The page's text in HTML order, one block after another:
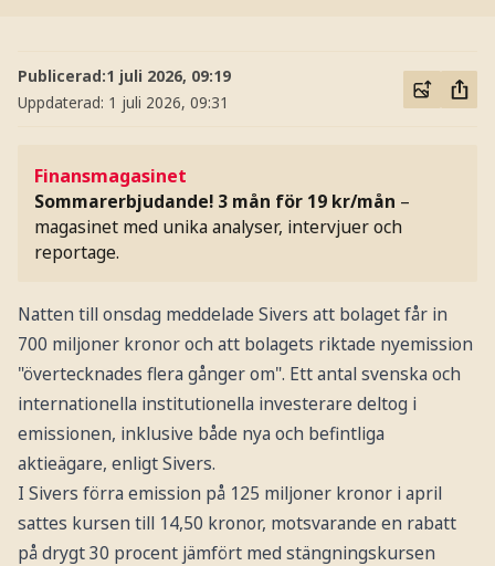
Publicerad:1 juli 2026, 09:19
Uppdaterad: 1 juli 2026, 09:31
Finansmagasinet
Sommarerbjudande! 3 mån för 19 kr/mån –
magasinet med unika analyser, intervjuer och
reportage.
Natten till onsdag meddelade Sivers att bolaget får in
700 miljoner kronor och att bolagets riktade nyemission
"övertecknades flera gånger om". Ett antal svenska och
internationella institutionella investerare deltog i
emissionen, inklusive både nya och befintliga
aktieägare, enligt Sivers.
I Sivers förra emission på 125 miljoner kronor i april
sattes kursen till 14,50 kronor, motsvarande en rabatt
på drygt 30 procent jämfört med stängningskursen